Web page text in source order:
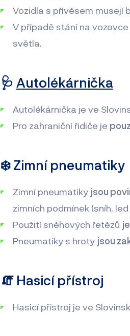
Vozidla s přívěsem musejí
V případě stání na
světla.
🩺 Autolékárnička
Autolékárnička je ve
Pro zahraniční řidiče je
❄️ Zimní pneumatiky
Zimní pneumatiky jsou
zimních podmínek (sníh,
Použití sněhových řetězů
Pneumatiky s hroty jsou
🧯 Hasicí přístroj
Hasicí přístroj je ve